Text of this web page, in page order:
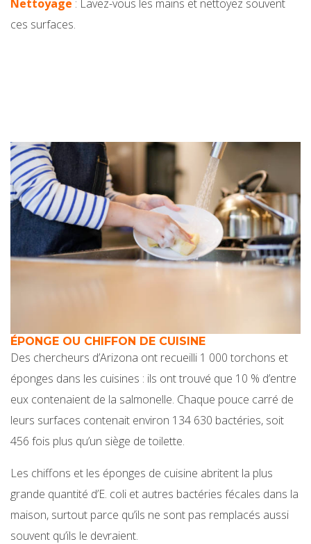
Nettoyage : Lavez-vous les mains et nettoyez souvent
ces surfaces.
ÉPONGE OU CHIFFON DE CUISINE
Des chercheurs d’Arizona ont recueilli 1 000 torchons et
éponges dans les cuisines : ils ont trouvé que 10 % d’entre
eux contenaient de la salmonelle. Chaque pouce carré de
leurs surfaces contenait environ 134 630 bactéries, soit
456 fois plus qu’un siège de toilette.
Les chiffons et les éponges de cuisine abritent la plus
grande quantité d’E. coli et autres bactéries fécales dans la
maison, surtout parce qu’ils ne sont pas remplacés aussi
souvent qu’ils le devraient.